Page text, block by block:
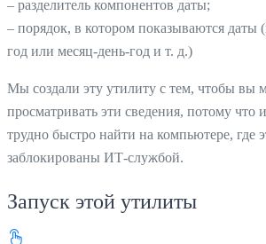
– разделитель компонентов даты;
– порядок, в котором показываются даты
год или месяц-день-год и т. д.)
Мы создали эту утилиту с тем, чтобы вы
просматривать эти сведения, потому что
трудно быстро найти на компьютере, где
заблокированы ИТ-службой.
Запуск этой утилиты